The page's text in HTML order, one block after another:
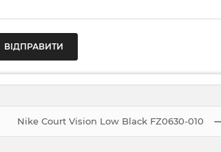
Nike Court Vision Low Black FZ0630-010